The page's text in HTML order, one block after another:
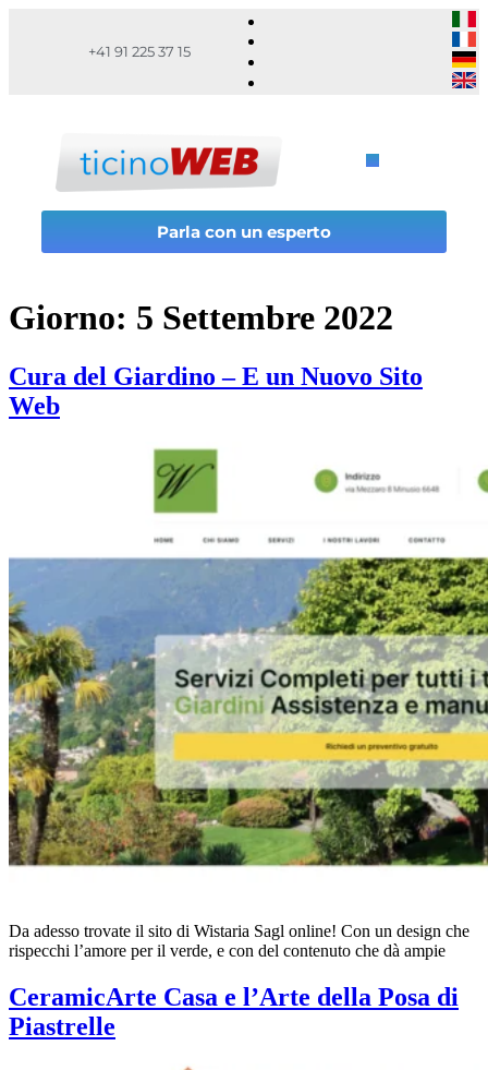
+41 91 225 37 15
Parla con un esperto
Giorno: 5 Settembre 2022
Cura del Giardino – E un Nuovo Sito
Web
Da adesso trovate il sito di Wistaria Sagl online! Con un design che
rispecchi l’amore per il verde, e con del contenuto che dà ampie
CeramicArte Casa e l’Arte della Posa di
Piastrelle